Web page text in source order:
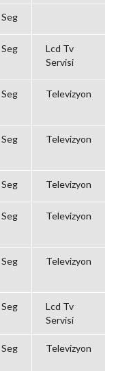
Seg
Seg
Lcd Tv
Servisi
Seg Televizyon
Seg Televizyon
Seg Televizyon
Seg Televizyon
Seg Televizyon
Seg
Lcd Tv
Servisi
Seg Televizyon